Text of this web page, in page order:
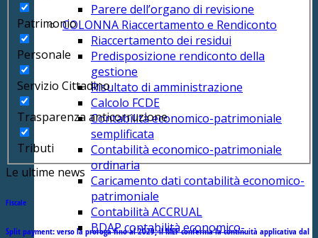
Parere dell’organo di revisione
COLONNA Riaccertamento e Rendiconto
Riaccertamento dei residui
Predisposizione rendiconto della
gestione
Risultato di amministrazione
Calcolo FCDE
Contabilità economico-patrimoniale
semplificata
Contabilità economico-patrimoniale
ordinaria
Caricamento dati contabilità economico-
patrimoniale
Contabilità ACCRUAL
BDAP contabilità economico-
Patrimonio
Personale
Servizio Cittadino
Trasparenza anticorruzione
Tributi
Le ultime news
Fiscale
Split payment: verso la proroga fino al 2029, il MEF conferma la continuità applicativa dal